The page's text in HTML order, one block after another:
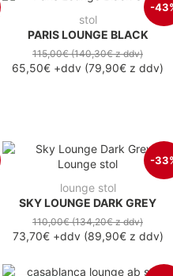
-
stol
PARIS LOUNGE BLACK
115,00€(140,30€z ddv)
65,50€ +ddv (79,90€ z ddv)
-
lounge stol
SKY LOUNGE DARK GREY
110,00€(134,20€z ddv)
73,70€+ddv(89,90€z ddv)